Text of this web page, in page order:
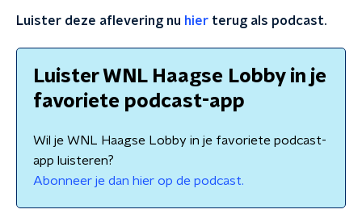
Luister deze aflevering nu hier terug als podcast.
Luister WNL Haagse Lobby in je
favoriete podcast-app
Wil je WNL Haagse Lobby in je favoriete podcast-
app luisteren?
Abonneer je dan hier op de podcast.